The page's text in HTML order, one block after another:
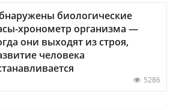
биологические
хронометр организма —
они выходят из строя,
человека
5286